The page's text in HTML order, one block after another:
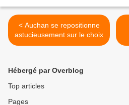
< Auchan se repositionne
astucieusement sur le choix
Hébergé par Overblog
Top articles
Pages